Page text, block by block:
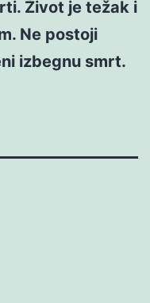
Život je težak i
Ne postoji
izbegnu smrt.